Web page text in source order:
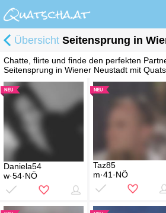
Übersicht
Chatte, flirte und finde den perfekten
Seitensprung in Wiener Neustadt mit
Daniela54
w·54·NÖ
Taz85
m·41·NÖ